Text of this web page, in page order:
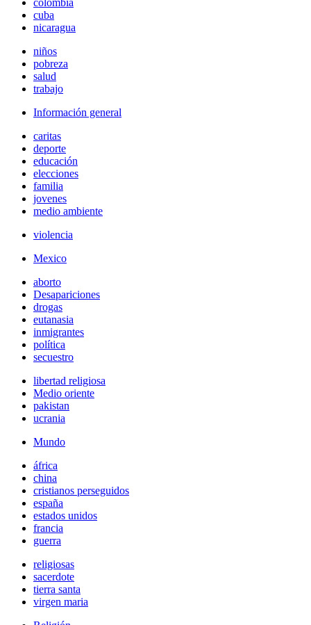
colombia
cuba
nicaragua
niños
pobreza
salud
trabajo
Información general
caritas
deporte
educación
elecciones
familia
jovenes
medio ambiente
violencia
Mexico
aborto
Desapariciones
drogas
eutanasia
inmigrantes
política
secuestro
libertad religiosa
Medio oriente
pakistan
ucrania
Mundo
áfrica
china
cristianos perseguidos
españa
estados unidos
francia
guerra
religiosas
sacerdote
tierra santa
virgen maria